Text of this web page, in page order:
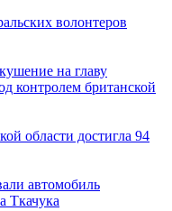
волонтеров
на главу
контролем британской
области достигла 94
автомобиль
Ткачука